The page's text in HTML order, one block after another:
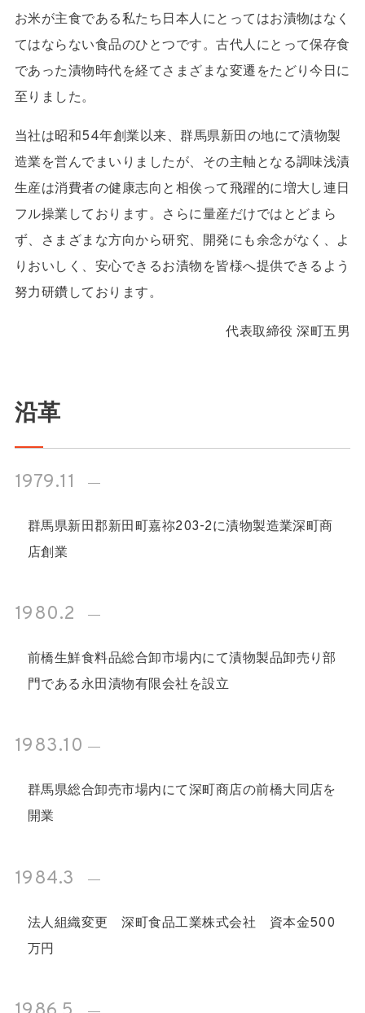
お米が主食である私たち日本人にとってはお漬物はなく
てはならない食品のひとつです。古代人にとって保存食
であった漬物時代を経てさまざまな変遷をたどり今日に
至りました。
当社は昭和54年創業以来、群馬県新田の地にて漬物製
造業を営んでまいりましたが、その主軸となる調味浅漬
生産は消費者の健康志向と相俟って飛躍的に増大し連日
フル操業しております。さらに量産だけではとどまら
ず、さまざまな方向から研究、開発にも余念がなく、よ
りおいしく、安心できるお漬物を皆様へ提供できるよう
努力研鑽しております。
代表取締役 深町五男
沿革
1979.11
群馬県新田郡新田町嘉祢203-2に漬物製造業深町商
店創業
1980.2
前橋生鮮食料品総合卸市場内にて漬物製品卸売り部
門である永田漬物有限会社を設立
1983.10
群馬県総合卸売市場内にて深町商店の前橋大同店を
開業
1984.3
法人組織変更 深町食品工業株式会社 資本金500
万円